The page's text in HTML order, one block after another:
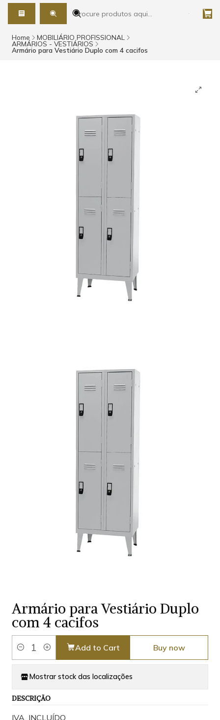
Home MOBILIÁRIO PROFISSIONAL
ARMÁRIOS - VESTIÁRIOS
Armário para Vestiário Duplo com 4 cacifos
Armário para Vestiário Duplo
com 4 cacifos
Quantity
Add to Cart Buy now
Mostrar stock das localizações
DESCRIÇÃO
IVA INCLUÍDO